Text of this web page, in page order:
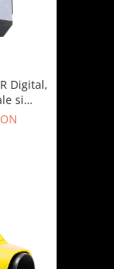
Digital,
si
de